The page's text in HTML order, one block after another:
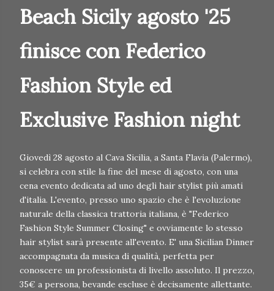
Beach Sicily agosto '25
finisce con Federico
Fashion Style ed
Exclusive Fashion night
Giovedì 28 agosto al Cava Sicilia, a Santa Flavia (Palermo),
si celebra con stile la fine del mese di agosto, con una
cena evento dedicata ad uno degli hair stylist più amati
d'italia. L'evento, presso uno spazio che è l'evoluzione
naturale della classica trattoria italiana, è "Federico
Fashion Style Summer Closing" e ovviamente lo stesso
hair stylist sarà presente all'evento. E' una Sicilian Dinner
accompagnata da musica di qualità, perfetta per
conoscere un professionista di livello assoluto. Il prezzo,
35€ a persona, bevande escluse è decisamente allettante.